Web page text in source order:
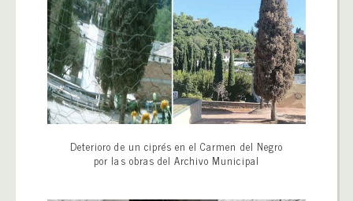
Deterioro de un ciprés en el Carmen del Negro
por las obras del Archivo Municipal